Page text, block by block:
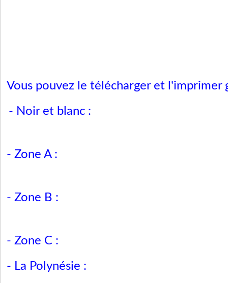
Vous pouvez le télécharger et l'imprimer
- Noir et blanc :
- Zone A :
- Zone B :
- Zone C :
- La Polynésie :